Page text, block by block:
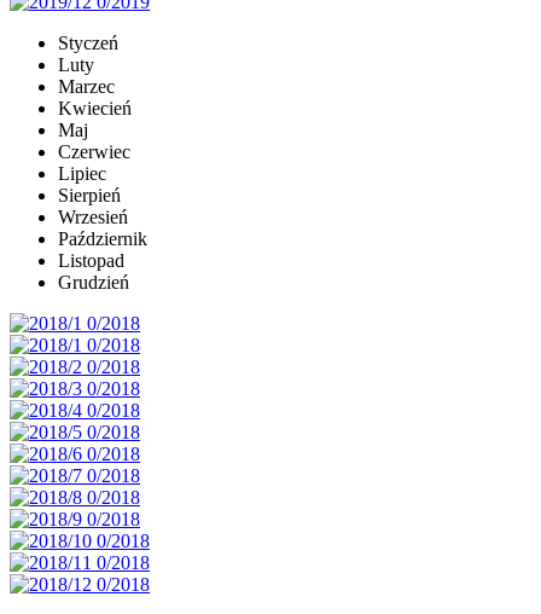
Styczeń
Luty
Marzec
Kwiecień
Maj
Czerwiec
Lipiec
Sierpień
Wrzesień
Październik
Listopad
Grudzień